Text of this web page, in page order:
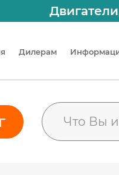
Двигатели,
Дилерам